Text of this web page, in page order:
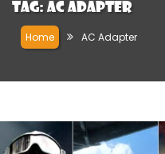
Tag: AC Adapter
Home AC Adapter